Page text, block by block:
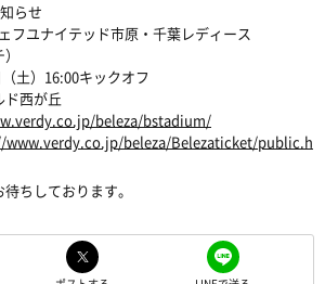
らせ
フユナイテッド市原・千葉レディース
土）16:00キックオフ
ド西が丘
beleza/bstadium/
beleza/Belezaticket/public.h
ちしております。